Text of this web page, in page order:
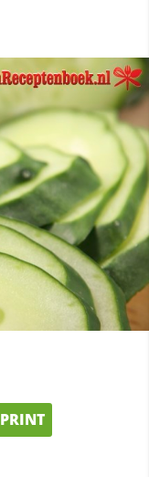
PRINT